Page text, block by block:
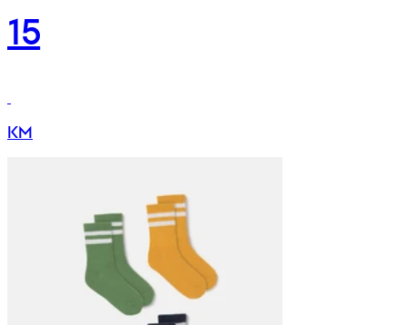
15
KM